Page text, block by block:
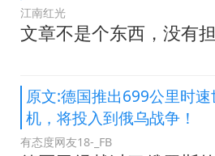
江南红光
文章不是个东西，没有
原文:德国推出699公里时
机，将投入到俄乌战争！
有态度网友18-_FB